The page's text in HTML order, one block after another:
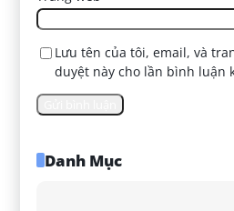
Lưu tên của tôi, email, và
duyệt này cho lần bình luận
Danh Mục